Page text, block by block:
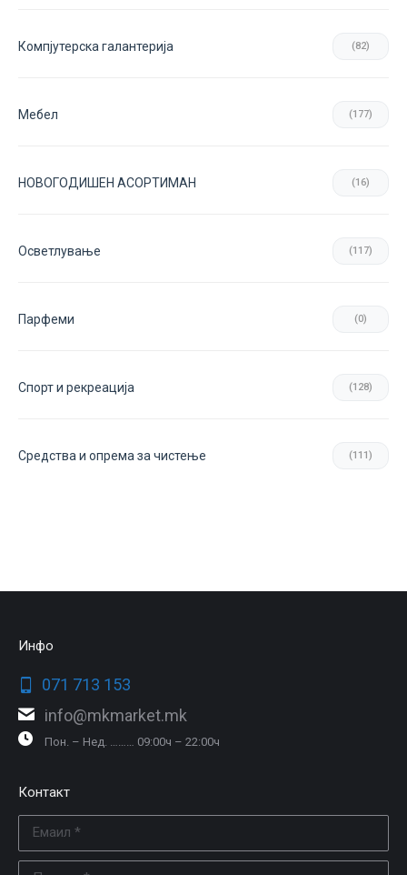
Компјутерска галантерија (82)
Мебел (177)
НОВОГОДИШЕН АСОРТИМАН (16)
Осветлување (117)
Парфеми (0)
Спорт и рекреација (128)
Средства и опрема за чистење (111)
Инфо
071 713 153
info@mkmarket.mk
Пон. – Нед. ……… 09:00ч – 22:00ч
Контакт